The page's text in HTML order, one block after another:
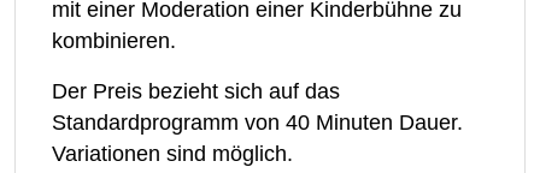
mit einer Moderation einer Kinderbühne zu
kombinieren.
Der Preis bezieht sich auf das
Standardprogramm von 40 Minuten Dauer.
Variationen sind möglich.